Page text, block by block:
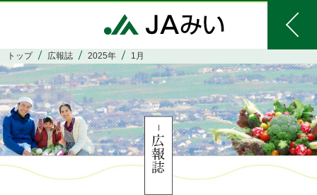
トップ 広報誌 2025年 1月